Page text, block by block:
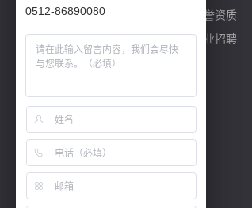
小型电动缸系列
直线电机系列
无人搬运车系列
奈米定位平台系列
选型软件
荣誉资质
企业招聘
0512-86890080